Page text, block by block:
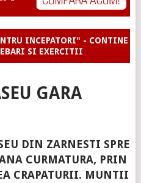
INCEPATORI" - CONTINE
SI EXERCITII
GARA
DIN ZARNESTI SPRE
CURMATURA, PRIN
CRAPATURII. MUNTII